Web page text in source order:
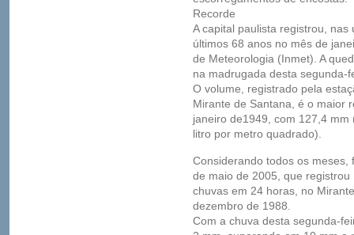
Recorde
A capital paulista registrou,
últimos 68 anos no mês de
de Meteorologia (Inmet). A
na madrugada desta segunda-
O volume, registrado pela
Mirante de Santana, é o maior
janeiro de1949, com 127,4
litro por metro quadrado).
Considerando todos os
de maio de 2005, que
chuvas em 24 horas, no
dezembro de 1988.
Com a chuva desta segunda-